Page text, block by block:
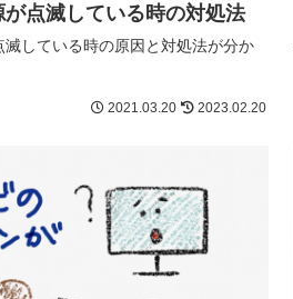
点滅している時の対処法
滅している時の原因と対処法が分か
2021.03.20 2023.02.20